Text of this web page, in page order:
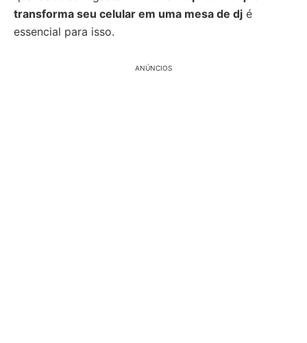
transforma seu celular em uma mesa de dj é
essencial para isso.
ANÚNCIOS